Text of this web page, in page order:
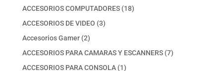
productos
ACCESORIOS COMPUTADORES 1818
ACCESORIOS DE VIDEO 33
Accesorios Gamer 22
productos
ACCESORIOS PARA CAMARAS Y ESCANNERS 77
ACCESORIOS PARA CONSOLA 11